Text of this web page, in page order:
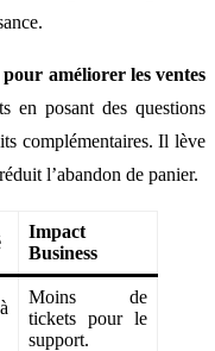
améliorer les ventes
en posant des questions
complémentaires. Il lève
l’abandon de panier.
Impact
Business
Moins de
tickets pour le
support.